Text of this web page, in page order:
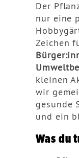
Der
nur eine
Zeichen
kleinen
wir
gesunde
und ein
Was du